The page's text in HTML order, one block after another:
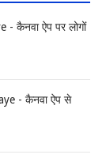
कैनवा ऐप पर लोगों
- कैनवा ऐप से